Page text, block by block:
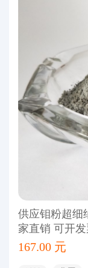
供应钼粉超细
家直销 可开
167.00 元